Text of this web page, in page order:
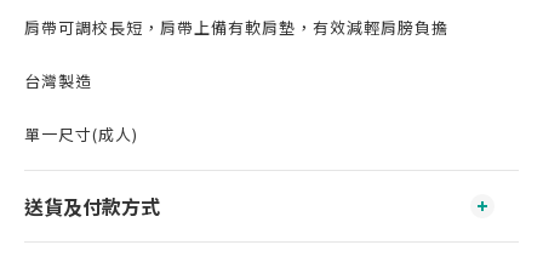
肩帶可調校長短，肩帶上備有軟肩墊，有效減輕肩膀負擔
台灣製造
單一尺寸(成人)
送貨及付款方式